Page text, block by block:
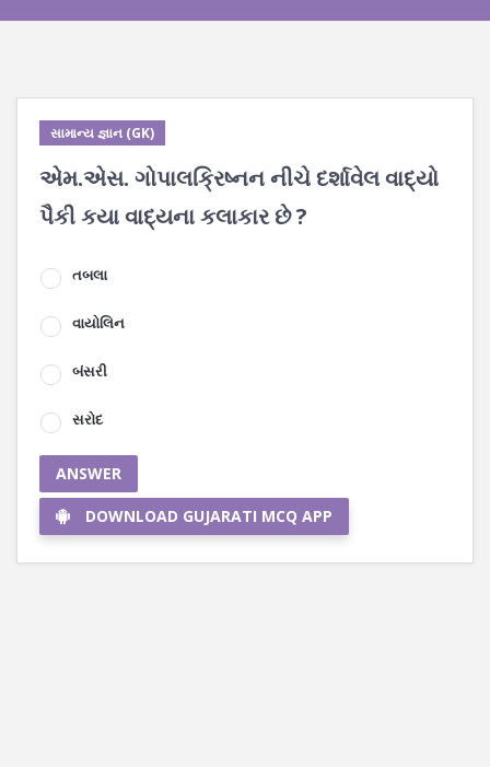
સામાન્ય જ્ઞાન (GK)
એમ.એસ. ગોપાલક્રિષ્નન નીચે દર્શાવેલ વાદ્યો
પૈકી કયા વાદ્યના કલાકાર છે ?
તબલા
વાયોલિન
બંસરી
સરોદ
ANSWER
DOWNLOAD GUJARATI MCQ APP